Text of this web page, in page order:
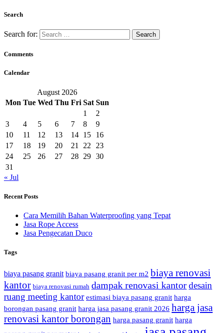
Search
Search for:
Comments
Calendar
August 2026
Mon Tue Wed Thu Fri Sat Sun
1
2
3
4 5 6 7 8
9
10
11 12 13 14 15
16
17
18 19 20 21 22
23
24
25 26 27 28 29 30
31
« Jul
Recent Posts
Cara Memilih Bahan Waterproofing yang Tepat
Jasa Rope Access
Jasa Pengecatan Duco
Tags
biaya pasang granit biaya pasang granit per m2 biaya renovasi
kantor biaya renovasi rumah dampak renovasi kantordesain
ruang meeting kantor estimasi biaya pasang granit harga
borongan pasang granit harga jasa pasang granit 2026 harga jasa
renovasi kantor borongan harga pasang granit harga